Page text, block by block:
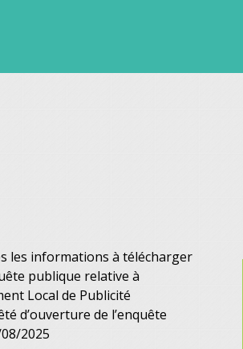
les informations à télécharger
publique relative à
Local de Publicité
d’ouverture de l’enquête
2025